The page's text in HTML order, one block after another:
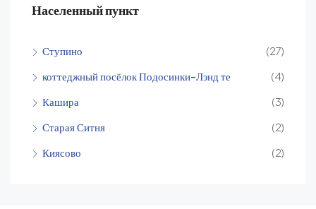
Населенный пункт
Ступино
(27)
коттеджный посёлок Подосинки-Лэнд те
(4)
Кашира
(3)
Старая Ситня
(2)
Киясово
(2)